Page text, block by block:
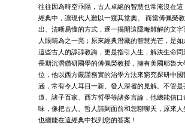
往往因為時空乖隔，古人卓絕的智慧也常淹沒在這
經典中，讓現代人難以一窺其堂奧。 而當傅佩榮
出、清晰易懂的方式，逐一揭開這隱晦難解的文
人眼睛為之一亮；原來經典潛藏的智慧光芒，是如
這些古人的諄諄教誨，更是指引人生，解決生命問
長期沉潛鑽研國學的傅佩榮教授，擁有美國耶魯
位，他以西方嚴謹務實的治學方法來窮究探研中
涵，常有令人耳目一新、發人深省的見解。不管
道、諸子百家、西方哲學等諸多言論，他總能信
味，像把古人、哲人請到面前和您聊聊天，原來人
也總能在這經典中找到您的答案！